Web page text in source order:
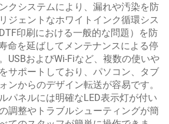
クシステムにより、漏れや汚染を防
ジェントなホワイトインク循環シス
印刷における一般的な問題）を防
命を延ばしてメンテナンスによる停
USBおよびWi-Fiなど、複数の使いや
サポートしており、パソコン、タブ
ンからのデザイン転送が容易です。
パネルには明確なLED表示灯が付い
調整やトラブルシューティングが簡